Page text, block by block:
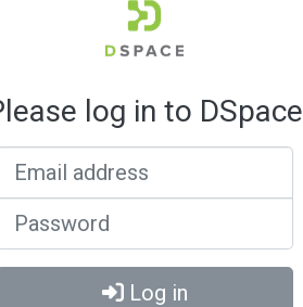
log in to DSpace
Log in